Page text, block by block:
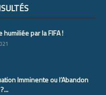
humiliée par la FIFA !
Imminente ou l’Abandon